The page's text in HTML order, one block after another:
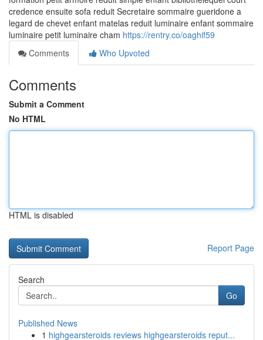
credence ensuite sofa reduit Secretaire sommaire gueridone a
legard de chevet enfant matelas reduit luminaire enfant sommaire
luminaire petit luminaire cham https://rentry.co/oaghif59
Comments
Who Upvoted
Comments
Submit a Comment
No HTML
HTML is disabled
Report Page
Search
Go
Published News
1 highgearsteroids reviews highgearsteroids reput...